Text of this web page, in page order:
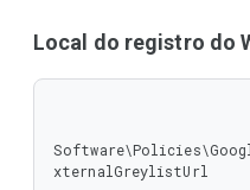
Local do registro do
xternalGreylistUrl